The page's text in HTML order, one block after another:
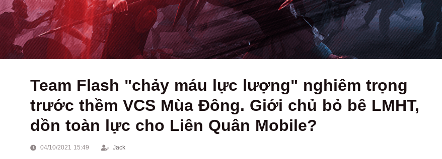
Team Flash "chảy máu lực lượng" nghiêm trọng
trước thềm VCS Mùa Đông. Giới chủ bỏ bê LMHT,
dồn toàn lực cho Liên Quân Mobile?
04/10/2021 15:49 Jack